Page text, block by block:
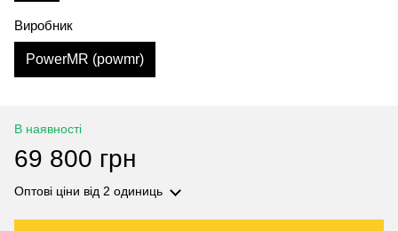
Виробник
PowerMR (powmr)
В наявності
69 800 грн
Оптові ціни від 2 одиниць